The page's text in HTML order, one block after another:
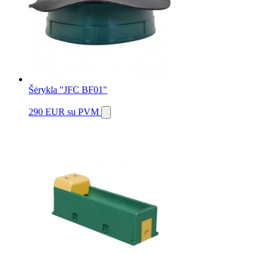
Šėrykla "JFC BF01"
290 EUR su PVM